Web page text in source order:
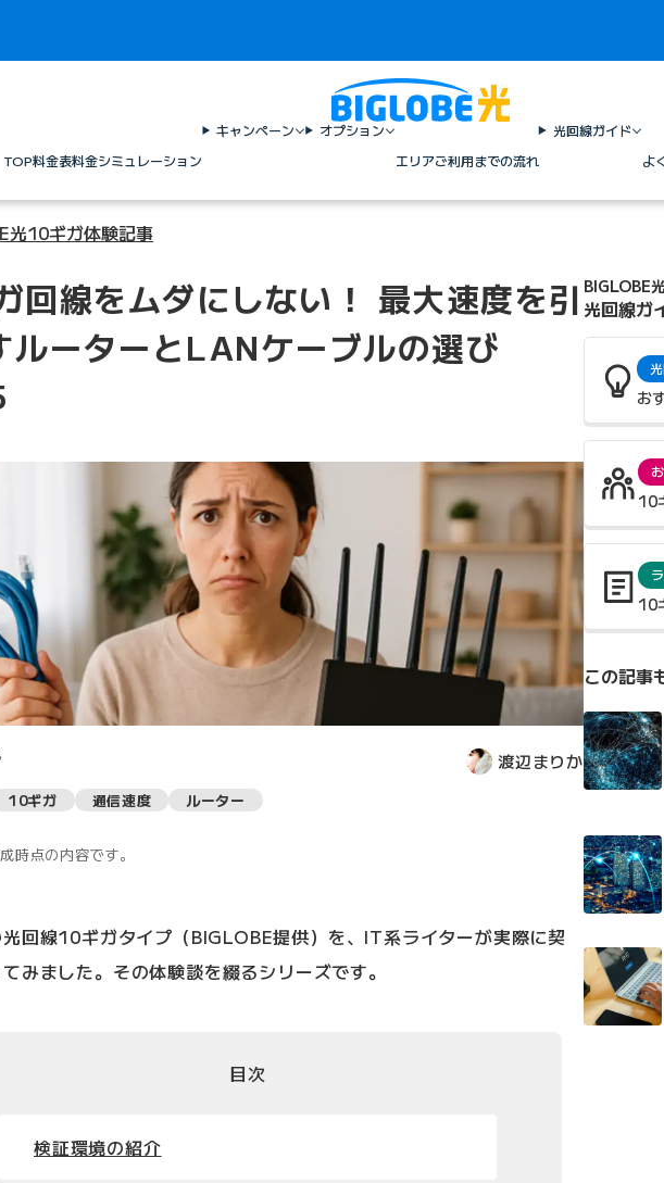
TOP料金表料金シミュレーション
キャンペーン
オプション
エリアご利用までの流れ
光回線ガイド
よ
光10ギガ体験記事
回線をムダにしない！ 最大速度を引
ルーターとLANケーブルの選び
渡辺まりか
10ギガ 通信速度 ルーター
時点の内容です。
回線10ギガタイプ（BIGLOBE提供）を、IT系ライターが実際に契
みました。その体験談を綴るシリーズです。
目次
検証環境の紹介
BIGLOBE光
光回線ガ
お
10
10
この記事